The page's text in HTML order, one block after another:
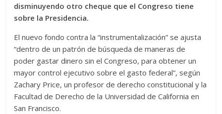
disminuyendo otro cheque que el Congreso tiene
sobre la Presidencia.
El nuevo fondo contra la “instrumentalización” se ajusta
“dentro de un patrón de búsqueda de maneras de
poder gastar dinero sin el Congreso, para obtener un
mayor control ejecutivo sobre el gasto federal”, según
Zachary Price, un profesor de derecho constitucional y la
Facultad de Derecho de la Universidad de California en
San Francisco.